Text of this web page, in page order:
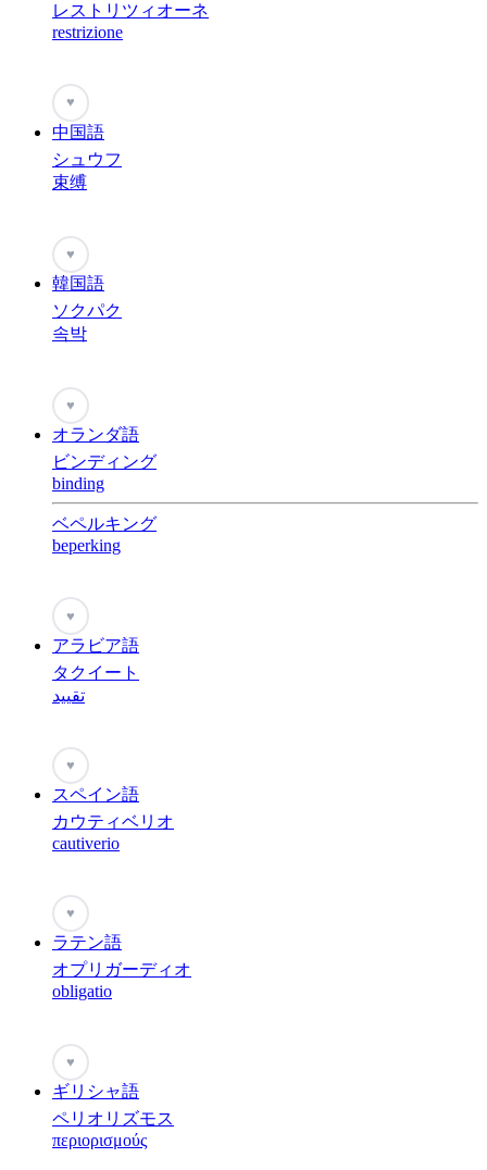
レストリツィオーネ
restrizione
♥
中国語
シュウフ
束缚
♥
韓国語
ソクパク
속박
♥
オランダ語
ビンディング
binding
ベペルキング
beperking
♥
アラビア語
タクイート
تقييد
♥
スペイン語
カウティベリオ
cautiverio
♥
ラテン語
オプリガーディオ
obligatio
♥
ギリシャ語
ペリオリズモス
περιορισμούς